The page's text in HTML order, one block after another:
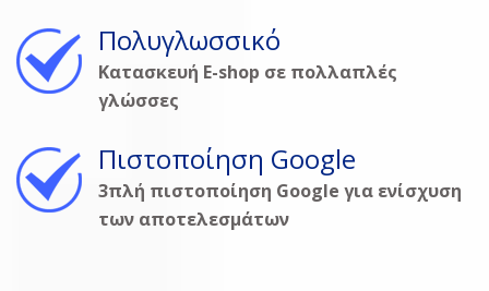
Πολυγλωσσικό
Κατασκευή E-shop σε πολλαπλές
γλώσσες
Πιστοποίηση Google
3πλή πιστοποίηση Google για ενίσχυση
των αποτελεσμάτων